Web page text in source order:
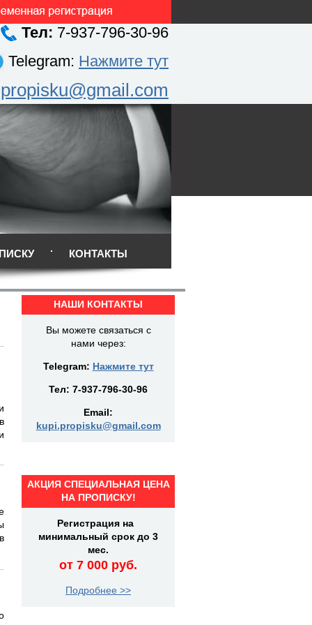
Тел: 7-937-796-30-96
Telegram: Нажмите тут
КОНТАКТЫ
НАШИ КОНТАКТЫ
Вы можете связаться с
нами через:
Telegram: Нажмите тут
Тел: 7-937-796-30-96
Email:
kupi.propisku@gmail.com
АКЦИЯ СПЕЦИАЛЬНАЯ ЦЕНА
НА ПРОПИСКУ!
Регистрация на
минимальный срок до 3
мес.
от 7 000 руб.
Подробнее >>